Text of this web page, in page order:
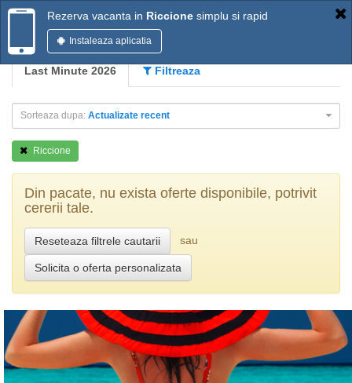
Rezerva vacanta in Riccione simplu si rapid
Instaleaza aplicatia
Last Minute 2026 Filtreaza
Sorteaza dupa: Actualizate recent
Riccione
Din pacate, nu exista oferte disponibile, potrivit
cererii tale.
Reseteaza filtrele cautarii sau
Solicita o oferta personalizata